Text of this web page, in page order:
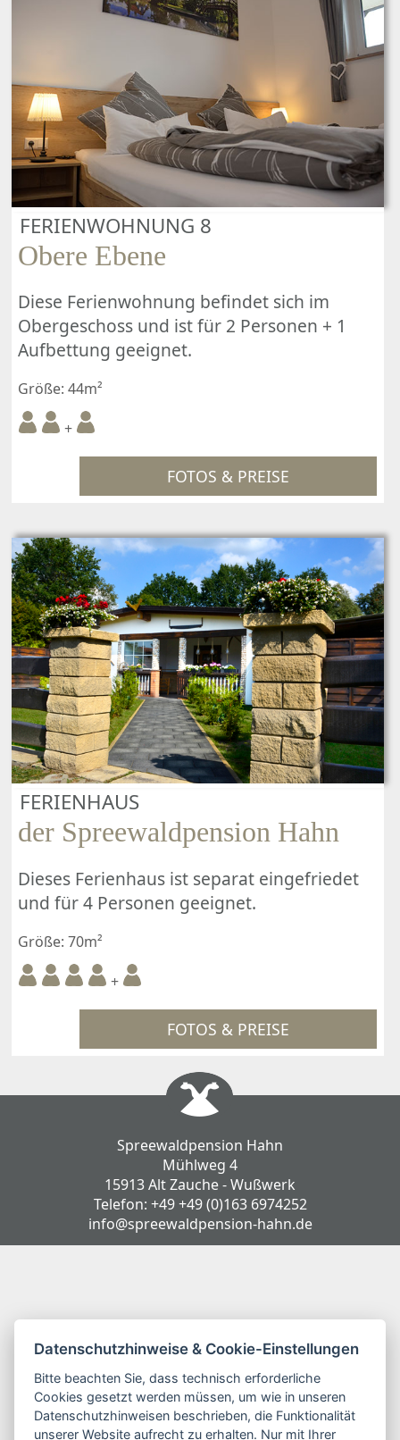
FERIENWOHNUNG 8
Obere Ebene
Diese Ferienwohnung befindet sich im
Obergeschoss und ist für 2 Personen + 1
Aufbettung geeignet.
Größe: 44m²
+
FOTOS & PREISE
FERIENHAUS
der Spreewaldpension Hahn
Dieses Ferienhaus ist separat eingefriedet
und für 4 Personen geeignet.
Größe: 70m²
+
FOTOS & PREISE
Spreewaldpension Hahn
Mühlweg 4
15913 Alt Zauche - Wußwerk
Telefon: +49 +49 (0)163 6974252
info@spreewaldpension-hahn.de
Datenschutzhinweise & Cookie-Einstellungen
Bitte beachten Sie, dass technisch erforderliche
Cookies gesetzt werden müssen, um wie in unseren
Datenschutzhinweisen beschrieben, die Funktionalität
unserer Website aufrecht zu erhalten. Nur mit Ihrer